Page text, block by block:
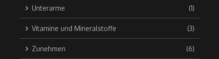
Unterarme (1)
Vitamine und Mineralstoffe (3)
Zunehmen (6)